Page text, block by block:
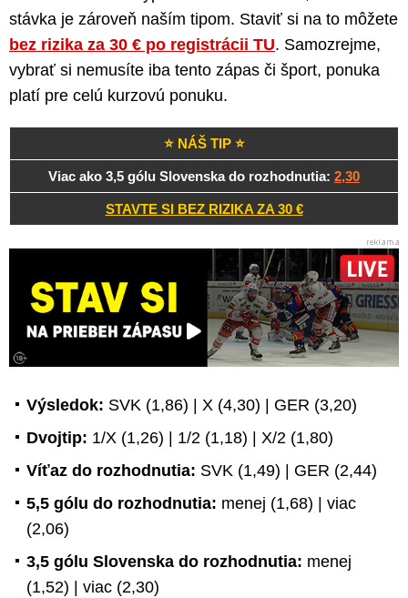
stávka je zároveň naším tipom. Staviť si na to môžete
bez rizika za 30 € po registrácii TU. Samozrejme,
vybrať si nemusíte iba tento zápas či šport, ponuka
platí pre celú kurzovú ponuku.
⭐ NÁŠ TIP ⭐
Viac ako 3,5 gólu Slovenska do rozhodnutia: 2,30
STAVTE SI BEZ RIZIKA ZA 30 €
Výsledok: SVK (1,86) | X (4,30) | GER (3,20)
Dvojtip: 1/X (1,26) | 1/2 (1,18) | X/2 (1,80)
Víťaz do rozhodnutia: SVK (1,49) | GER (2,44)
5,5 gólu do rozhodnutia: menej (1,68) | viac
(2,06)
3,5 gólu Slovenska do rozhodnutia: menej
(1,52) | viac (2,30)